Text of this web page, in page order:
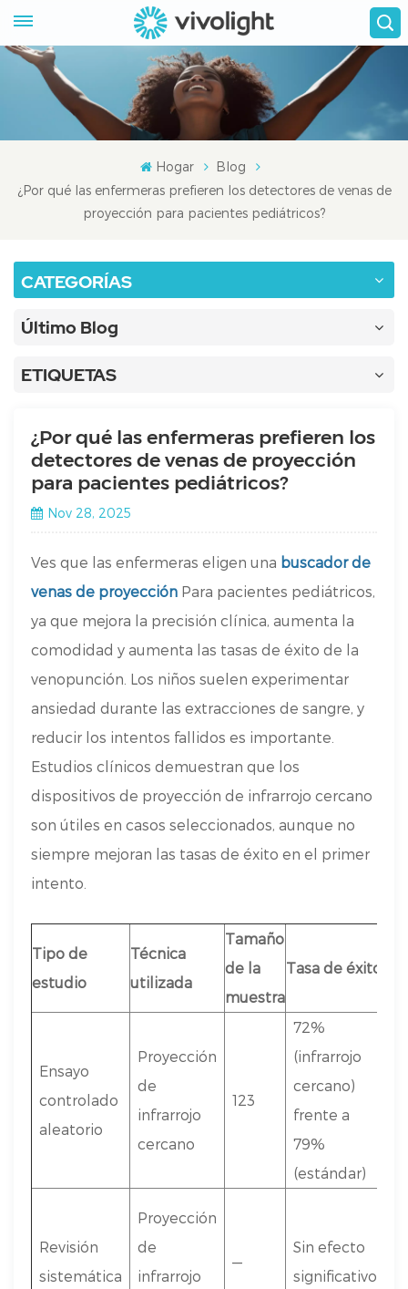
Hogar
Blog
¿Por qué las enfermeras prefieren los detectores de venas de
proyección para pacientes pediátricos?
CATEGORÍAS
Último Blog
ETIQUETAS
¿Por qué las enfermeras prefieren los
detectores de venas de proyección
para pacientes pediátricos?
Nov 28, 2025
Ves que las enfermeras eligen una buscador de
venas de proyección Para pacientes pediátricos,
ya que mejora la precisión clínica, aumenta la
comodidad y aumenta las tasas de éxito de la
venopunción. Los niños suelen experimentar
ansiedad durante las extracciones de sangre, y
reducir los intentos fallidos es importante.
Estudios clínicos demuestran que los
dispositivos de proyección de infrarrojo cercano
son útiles en casos seleccionados, aunque no
siempre mejoran las tasas de éxito en el primer
intento.
Tipo de
estudio
Técnica
utilizada
Tamaño
de la
muestra
Tasa de éxito
Ensayo
controlado
aleatorio
Proyección
de
infrarrojo
cercano
123
72%
(infrarrojo
cercano)
frente a
79%
(estándar)
Revisión
sistemática
Proyección
de
infrarrojo
—
Sin efecto
significativo